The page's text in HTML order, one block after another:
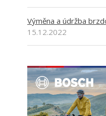
Výměna a údržba
15.12.2022